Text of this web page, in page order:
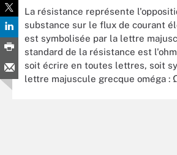
La résistance représente
substance sur le flux de courant
est symbolisée par la lettre
standard de la résistance est
soit écrire en toutes lettres, soit
lettre majuscule grecque oméga :